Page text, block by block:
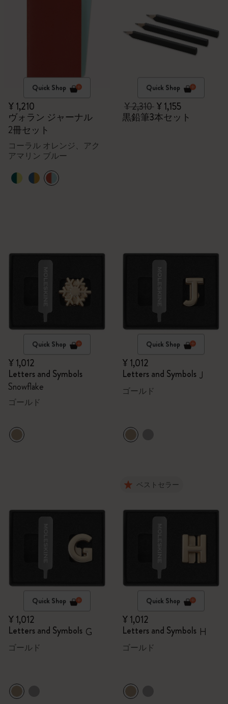
Quick Shop
¥ 1,210
ヴォラン ジャーナル
2冊セット
コーラル オレンジ、アク
アマリン ブルー
Quick Shop
¥ 2,310¥ 1,155
黒鉛筆3本セット
Quick Shop
¥ 1,012
Letters and Symbols
Snowflake
ゴールド
Quick Shop
¥ 1,012
Letters and Symbols J
ゴールド
Quick Shop
¥ 1,012
Letters and Symbols G
ゴールド
ベストセラー
Quick Shop
¥ 1,012
Letters and Symbols H
ゴールド